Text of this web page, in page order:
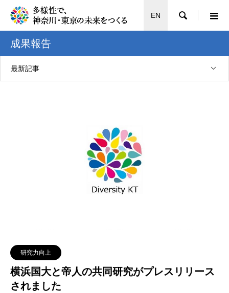

EN
成果報告
最新記事
研究力向上
横浜国大と帝人の共同研究がプレスリリース
されました